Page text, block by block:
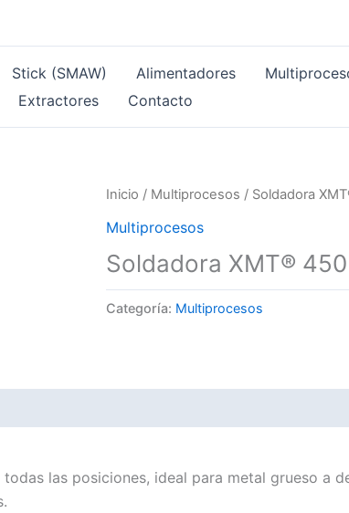
Stick (SMAW) Alimentadores
Extractores Contacto
Inicio / Multiprocesos / Soldadora
Multiprocesos
Soldadora XMT®
Categoría: Multiprocesos
las posiciones, ideal para metal grueso a